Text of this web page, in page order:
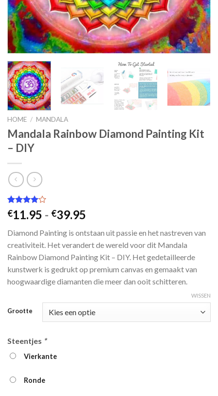
HOME / MANDALA
Mandala Rainbow Diamond Painting Kit
– DIY
Gewaardeerd
4.00 op
gebaseerd
2
klant
waarderingen
€11.95 - €39.95
tot
€39.95
Diamond Painting is ontstaan ​​uit passie en het nastreven van
creativiteit. Het verandert de wereld voor dit Mandala
Rainbow Diamond Painting Kit – DIY. Het gedetailleerde
kunstwerk is gedrukt op premium canvas en gemaakt van
hoogwaardige diamanten die meer dan ooit schitteren.
Grootte
WISSEN
Steentjes *
Vierkante
Ronde